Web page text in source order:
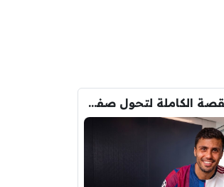
تفاصيل صادمة.. القصة الكاملة لتحول صفقة رودري من ريال مدريد الى برشلونة